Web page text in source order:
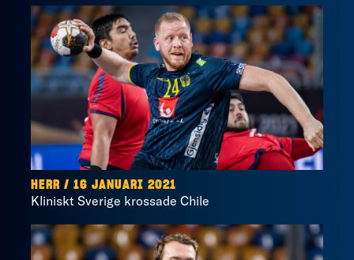
HERR / 16 JANUARI 2021
Kliniskt Sverige krossade Chile